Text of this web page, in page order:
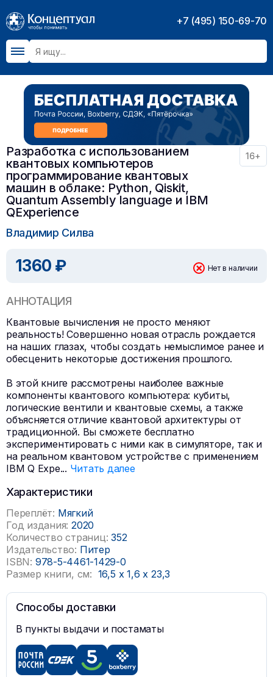
+7 (495) 150-69-70
Разработка с использованием
квантовых компьютеров
программирование квантовых
машин в облаке: Python, Qiskit,
Quantum Assembly language и IBM
QExperience
16+
Владимир Силва
1360 ₽ Нет в наличии
АННОТАЦИЯ
Квантовые вычисления не просто меняют
реальность! Совершенно новая отрасль рождается
на наших глазах, чтобы создать немыслимое ранее и
обесценить некоторые достижения прошлого.
В этой книге рассмотрены наиболее важные
компоненты квантового компьютера: кубиты,
логические вентили и квантовые схемы, а также
объясняется отличие квантовой архитектуры от
традиционной. Вы сможете бесплатно
экспериментировать с ними как в симуляторе, так и
на реальном квантовом устройстве с применением
IBM Q Expe... Читать далее
Характеристики
Переплёт: Мягкий
Год издания: 2020
Количество страниц: 352
Издательство: Питер
ISBN: 978-5-4461-1429-0
Размер книги, см: 16,5 x 1,6x 23,3
Способы доставки
В пункты выдачи и постаматы